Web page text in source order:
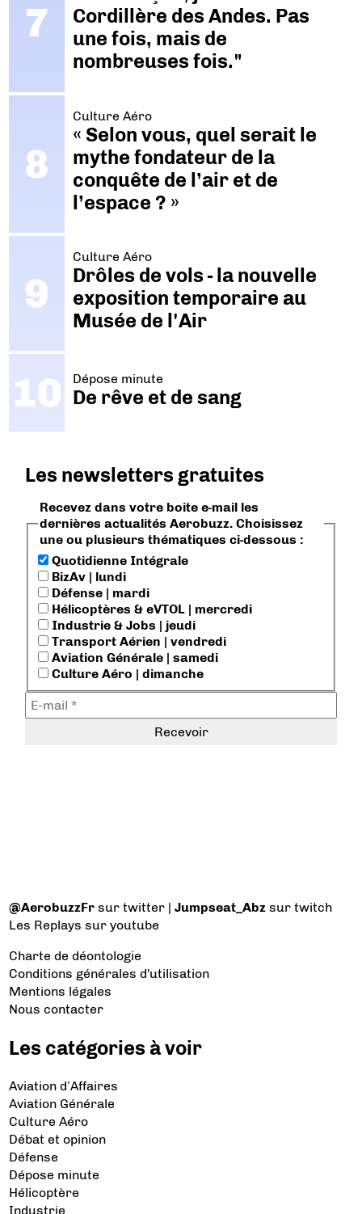
Cordillère des Andes. Pas
une fois, mais de
nombreuses fois."
Culture Aéro
« Selon vous, quel serait le
mythe fondateur de la
conquête de l’air et de
l’espace ? »
Culture Aéro
Drôles de vols - la nouvelle
exposition temporaire au
Musée de l'Air
Dépose minute
De rêve et de sang
Les newsletters gratuites
Recevez dans votre boite e-mail les
dernières actualités Aerobuzz. Choisissez
une ou plusieurs thématiques ci-dessous :
Quotidienne Intégrale
BizAv | lundi
Défense | mardi
Hélicoptères & eVTOL | mercredi
Industrie & Jobs | jeudi
Transport Aérien | vendredi
Aviation Générale | samedi
Culture Aéro | dimanche
@AerobuzzFr sur twitter |Jumpseat_Abz sur twitch
Les Replays sur youtube
Charte de déontologie
Conditions générales d'utilisation
Mentions légales
Nous contacter
Les catégories à voir
Aviation d’Affaires
Aviation Générale
Culture Aéro
Débat et opinion
Défense
Dépose minute
Hélicoptère
Industrie